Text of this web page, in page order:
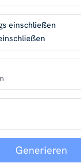
einschließen
Generieren